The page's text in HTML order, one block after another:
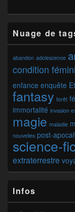
Nuage de
abandon adolescence
condition
enfance enquête
fantasy forêt
immortalité invasion
magie maladie
nouvelles post-
science-
extraterrestre
Infos